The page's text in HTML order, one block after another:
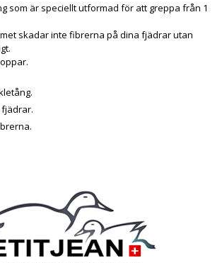
som är speciellt utformad för att greppa från 1
skadar inte fibrerna på dina fjädrar utan
fjädrar.